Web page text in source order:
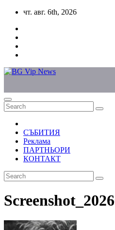
Skip
content
чт. авг. 6th, 2026
СЪБИТИЯ
Реклама
ПАРТНЬОРИ
КОНТАКТ